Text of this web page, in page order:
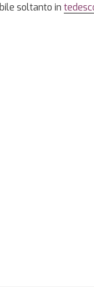
soltanto in